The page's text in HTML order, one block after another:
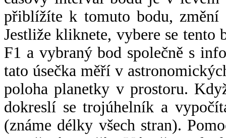
přiblížíte k tomuto bodu,
Jestliže kliknete, vybere se tento
F1 a vybraný bod společně s
tato úsečka měří v
poloha planetky v prostoru.
dokreslí se trojúhelník a
(známe délky všech stran).